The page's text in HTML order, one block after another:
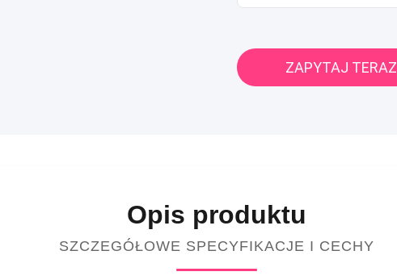
ZAPYTAJ TERAZ
Opis produktu
SZCZEGÓŁOWE SPECYFIKACJE I CECHY